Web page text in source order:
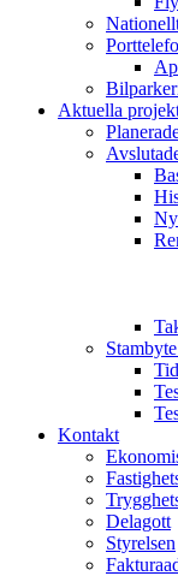
Aktuella
Kontakt
Delagott
Styrelsen